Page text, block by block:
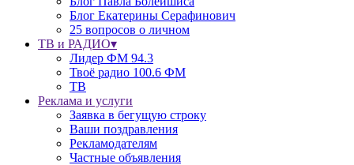
Блог Екатерины Серафинович
25 вопросов о личном
ТВ и РАДИО▾
Лидер ФМ 94.3
Твоё радио 100.6 ФМ
ТВ
Реклама и услуги
Заявка в бегущую строку
Ваши поздравления
Рекламодателям
Частные объявления